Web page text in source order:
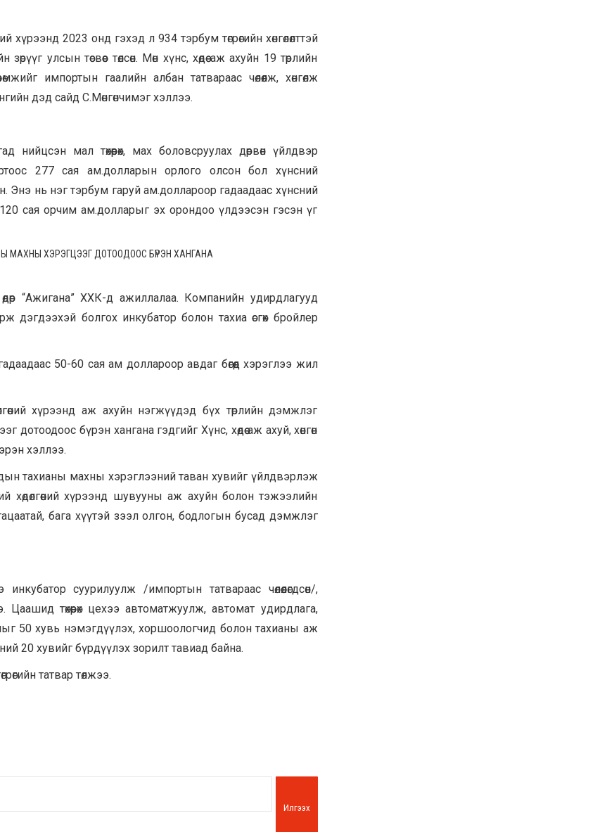
хүрээнд 2023 онд гэхэд л 934 тэрбум төгрөгийн хөнгөлөлттэй
улсын төсвөөс төлсөн. Мөн хүнс, хөдөө аж ахуйн 19 төрлийн
импортын гаалийн албан татвараас чөлөөлж, хөнгөлж
дэд сайд С.Мөнгөнчимэг хэллээ.
мал төхөөрөх, мах боловсруулах дөрвөн үйлдвэр
277 сая ам.долларын орлого олсон бол хүнсний
Энэ нь нэг тэрбум гаруй ам.доллароор гадаадаас хүнсний
сая орчим ам.долларыг эх орондоо үлдээсэн гэсэн үг
МАХНЫ ХЭРЭГЦЭЭГ ДОТООДООС БҮРЭН ХАНГАНА
“Ажигана” ХХК-д ажиллалаа. Компанийн удирдлагууд
дэгдээхэй болгох инкубатор болон тахиа өсгөх бройлер
50-60 сая ам доллароор авдаг бөгөөд хэрэглээ жил
хүрээнд аж ахуйн нэгжүүдэд бүх төрлийн дэмжлэг
бүрэн хангана гэдгийг Хүнс, хөдөө аж ахуй, хөнгөн
хэллээ.
тахианы махны хэрэглээний таван хувийг үйлдвэрлэж
хөдөлгөөний хүрээнд шувууны аж ахуйн болон тэжээлийн
бага хүүтэй зээл олгон, бодлогын бусад дэмжлэг
суурилуулж /импортын татвараас чөлөөлөгдсөн/,
төхөөрөх цехээ автоматжуулж, автомат удирдлага,
50 хувь нэмэгдүүлэх, хоршоологчид болон тахианы аж
20 хувийг бүрдүүлэх зорилт тавиад байна.
татвар төлжээ.
Илгээх